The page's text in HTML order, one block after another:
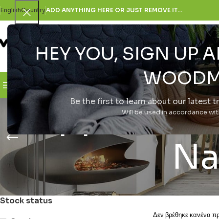
HEY YOU, SIGN UP
Be the first to learn about our latest
Will be used in accordance
EnglishCountryADD ANYTHING HERE OR JUST REMOVE IT…
SELECT CATEGORY
Browse Categories H Εταιρεία
Apple
Stock status
Δεν βρέθηκε κανένα